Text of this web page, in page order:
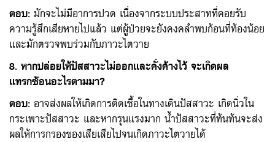
ตอบ: มักจะไม่มีอาการปวด เนื่องจากระบบประสาทที่คอยรับ
ความรู้สึกเสียหายไปแล้ว แต่ผู้ป่วยจะยังคงคลำพบก้อนที่ท้องน้อย
และมักตรวจพบร่วมกับภาวะไตวาย
8. หากปล่อยให้ปัสสาวะไม่ออกและคั่งค้างไว้ จะเกิดผล
แทรกซ้อนอะไรตามมา?
ตอบ: อาจส่งผลให้เกิดการติดเชื้อในทางเดินปัสสาวะ เกิดนิ่วใน
กระเพาะปัสสาวะ และหากรุนแรงมาก น้ำปัสสาวะที่ท้นท้นจะส่ง
ผลให้การกรองของเสียเสียไปจนเกิดภาวะไตวายได้